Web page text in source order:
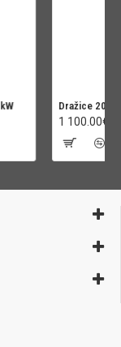
Dražice 200L
1 100.00€